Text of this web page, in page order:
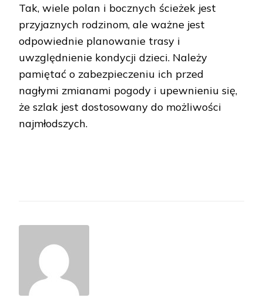
Tak, wiele polan i bocznych ścieżek jest
przyjaznych rodzinom, ale ważne jest
odpowiednie planowanie trasy i
uwzględnienie kondycji dzieci. Należy
pamiętać o zabezpieczeniu ich przed
nagłymi zmianami pogody i upewnieniu się,
że szlak jest dostosowany do możliwości
najmłodszych.